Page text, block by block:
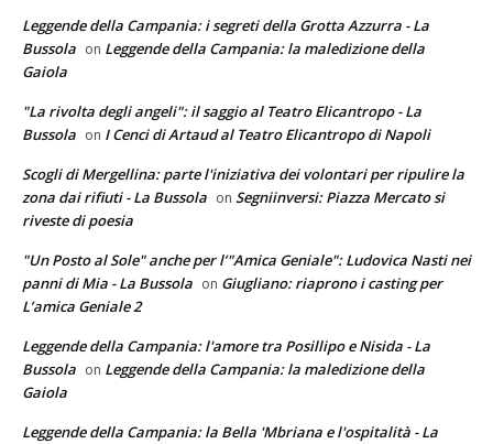
Leggende della Campania: i segreti della Grotta Azzurra - La
Bussola on Leggende della Campania: la maledizione della
Gaiola
"La rivolta degli angeli": il saggio al Teatro Elicantropo - La
Bussola on I Cenci di Artaud al Teatro Elicantropo di Napoli
Scogli di Mergellina: parte l'iniziativa dei volontari per ripulire la
zona dai rifiuti - La Bussola on Segniinversi: Piazza Mercato si
riveste di poesia
"Un Posto al Sole" anche per l’"Amica Geniale": Ludovica Nasti nei
panni di Mia - La Bussola on Giugliano: riaprono i casting per
L’amica Geniale 2
Leggende della Campania: l'amore tra Posillipo e Nisida - La
Bussola on Leggende della Campania: la maledizione della
Gaiola
Leggende della Campania: la Bella 'Mbriana e l'ospitalità - La